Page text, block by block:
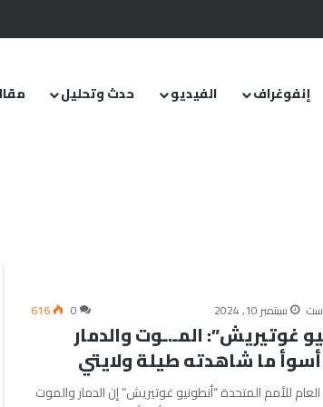
إلى مجلس الشعب
إنفوغراف الفيديو حدث وتحليل
سبتمبر 10, 2024 0
616
غوتيريش”: المـ.ـوت والدمار
أسوأ ما شاهدته طيلة ولايتي
للأمم المتحدة “أنطونيو غوتيريش” إن الدمار والموت